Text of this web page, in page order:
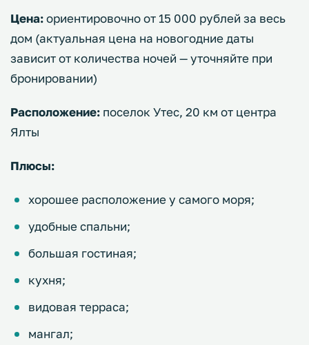
Цена:ориентировочно от 15 000 рублей за весь
дом (актуальная цена на новогодние даты
зависит от количества ночей — уточняйте при
бронировании)
Расположение: поселок Утес, 20 км от центра
Ялты
Плюсы:
хорошее расположение у самого моря;
удобные спальни;
большая гостиная;
кухня;
видовая терраса;
мангал;